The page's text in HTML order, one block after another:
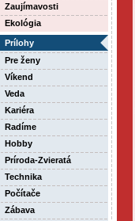
Zaujímavosti
Ekológia
Prílohy
Pre ženy
Víkend
Veda
Kariéra
Radíme
Hobby
Príroda-Zvieratá
Technika
Počítače
Zábava